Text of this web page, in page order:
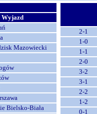
Wyjazd
Mazowiecki
Bielsko-Biała
2-1
1-0
1-1
2-0
3-2
3-1
2-2
1-2
0-1